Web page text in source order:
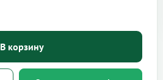
В корзину